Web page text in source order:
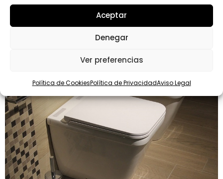
Aceptar
Denegar
Ver preferencias
Política de CookiesPolítica de PrivacidadAviso Legal
tener la tapa bajada cuando por ejemplo se tira de la
cadena se evita que salpique y que fuera caigan gotas